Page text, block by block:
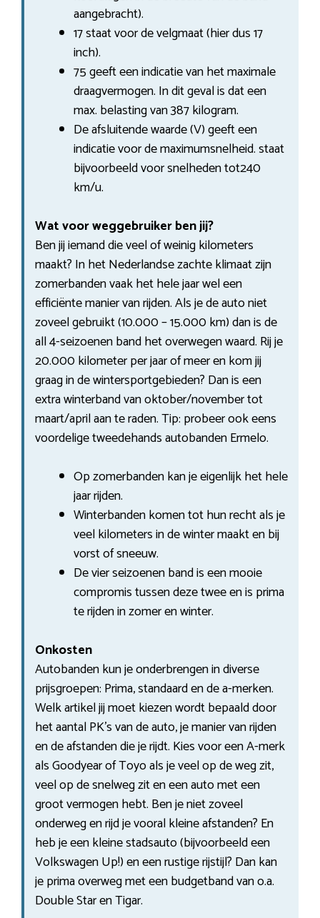
aangebracht).
17 staat voor de velgmaat (hier dus 17
inch).
75 geeft een indicatie van het maximale
draagvermogen. In dit geval is dat een
max. belasting van 387 kilogram.
De afsluitende waarde (V) geeft een
indicatie voor de maximumsnelheid. staat
bijvoorbeeld voor snelheden tot240
km/u.
Wat voor weggebruiker ben jij?
Ben jij iemand die veel of weinig kilometers
maakt? In het Nederlandse zachte klimaat zijn
zomerbanden vaak het hele jaar wel een
efficiënte manier van rijden. Als je de auto niet
zoveel gebruikt (10.000 – 15.000 km) dan is de
all 4-seizoenen band het overwegen waard. Rij je
20.000 kilometer per jaar of meer en kom jij
graag in de wintersportgebieden? Dan is een
extra winterband van oktober/november tot
maart/april aan te raden. Tip: probeer ook eens
voordelige tweedehands autobanden Ermelo.
Op zomerbanden kan je eigenlijk het hele
jaar rijden.
Winterbanden komen tot hun recht als je
veel kilometers in de winter maakt en bij
vorst of sneeuw.
De vier seizoenen band is een mooie
compromis tussen deze twee en is prima
te rijden in zomer en winter.
Onkosten
Autobanden kun je onderbrengen in diverse
prijsgroepen: Prima, standaard en de a-merken.
Welk artikel jij moet kiezen wordt bepaald door
het aantal PK’s van de auto, je manier van rijden
en de afstanden die je rijdt. Kies voor een A-merk
als Goodyear of Toyo als je veel op de weg zit,
veel op de snelweg zit en een auto met een
groot vermogen hebt. Ben je niet zoveel
onderweg en rijd je vooral kleine afstanden? En
heb je een kleine stadsauto (bijvoorbeeld een
Volkswagen Up!) en een rustige rijstijl? Dan kan
je prima overweg met een budgetband van o.a.
Double Star en Tigar.